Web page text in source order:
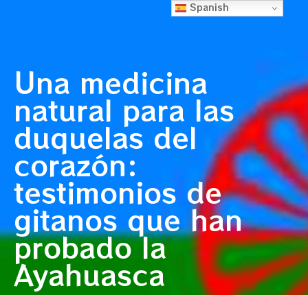
Una medicina
natural para las
duquelas del
corazón:
testimonios de
gitanos que han
probado la
Ayahuasca
Spanish